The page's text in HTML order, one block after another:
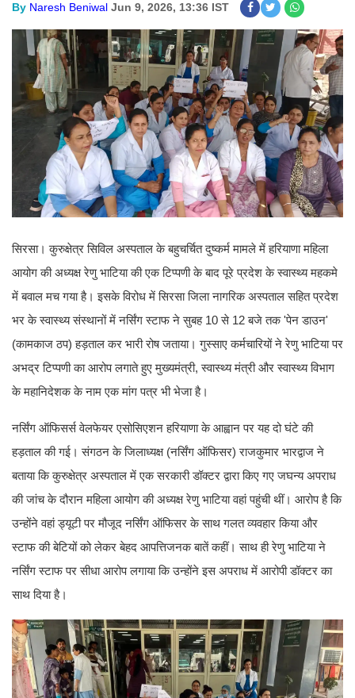
By Naresh Beniwal Jun 9, 2026, 13:36 IST
सिरसा। कुरुक्षेत्र सिविल अस्पताल के बहुचर्चित दुष्कर्म मामले में हरियाणा महिला
आयोग की अध्यक्ष रेणु भाटिया की एक टिप्पणी के बाद पूरे प्रदेश के स्वास्थ्य महकमे
में बवाल मच गया है। इसके विरोध में सिरसा जिला नागरिक अस्पताल सहित प्रदेश
भर के स्वास्थ्य संस्थानों में नर्सिंग स्टाफ ने सुबह 10 से 12 बजे तक 'पेन डाउन'
(कामकाज ठप) हड़ताल कर भारी रोष जताया। गुस्साए कर्मचारियों ने रेणु भाटिया पर
अभद्र टिप्पणी का आरोप लगाते हुए मुख्यमंत्री, स्वास्थ्य मंत्री और स्वास्थ्य विभाग
के महानिदेशक के नाम एक मांग पत्र भी भेजा है।
नर्सिंग ऑफिसर्स वेलफेयर एसोसिएशन हरियाणा के आह्वान पर यह दो घंटे की
हड़ताल की गई। संगठन के जिलाध्यक्ष (नर्सिंग ऑफिसर) राजकुमार भारद्वाज ने
बताया कि कुरुक्षेत्र अस्पताल में एक सरकारी डॉक्टर द्वारा किए गए जघन्य अपराध
की जांच के दौरान महिला आयोग की अध्यक्ष रेणु भाटिया वहां पहुंची थीं। आरोप है कि
उन्होंने वहां ड्यूटी पर मौजूद नर्सिंग ऑफिसर के साथ गलत व्यवहार किया और
स्टाफ की बेटियों को लेकर बेहद आपत्तिजनक बातें कहीं। साथ ही रेणु भाटिया ने
नर्सिंग स्टाफ पर सीधा आरोप लगाया कि उन्होंने इस अपराध में आरोपी डॉक्टर का
साथ दिया है।